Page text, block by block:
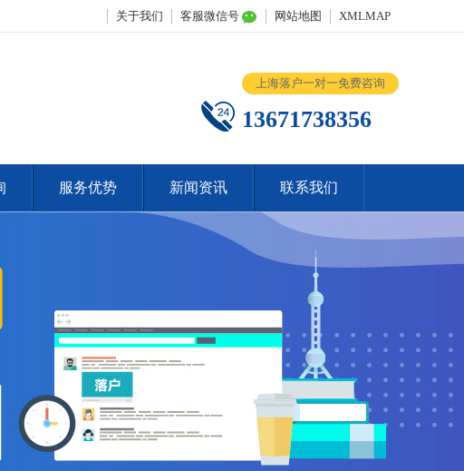
关于我们 客服微信号 网站地图 XMLMAP
上海落户一对一免费咨询
13671738356
服务优势 新闻资讯 联系我们